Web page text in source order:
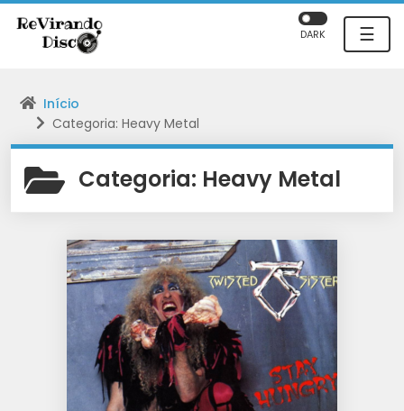
☰
DARK
Início
Categoria: Heavy Metal
Categoria: Heavy Metal